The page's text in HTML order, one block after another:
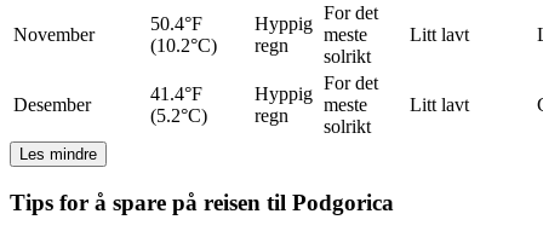
November
50.4°F
(10.2°C)
Hyppig
regn
For det
meste
solrikt
Litt lavt
Desember
41.4°F
(5.2°C)
Hyppig
regn
For det
meste
solrikt
Litt lavt
Les mindre
Tips for å spare på reisen til Podgorica